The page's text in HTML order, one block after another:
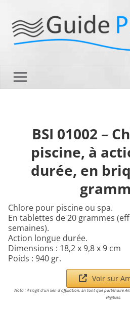
contenu
BSI 01002 –
piscine, à
durée, en
Chlore pour piscine ou spa.
En tablettes de 20 grammes
semaines).
Action longue durée.
Dimensions : 18,2 x 9,8 x 9 cm
Poids : 940 gr.
Voir sur
Nota : il s'agit d'un lien d'affiliation. En tant que partenaire
éligibles.